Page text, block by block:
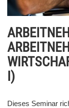
I)
Dieses Seminar